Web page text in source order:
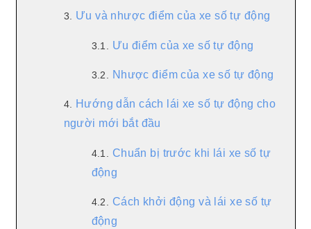
3. Ưu và nhược điểm của xe số tự động
3.1. Ưu điểm của xe số tự động
3.2. Nhược điểm của xe số tự động
4. Hướng dẫn cách lái xe số tự động cho
người mới bắt đầu
4.1.
Chuẩn bị trước khi lái xe số tự
động
4.2.
Cách khởi động và lái xe số tự
động